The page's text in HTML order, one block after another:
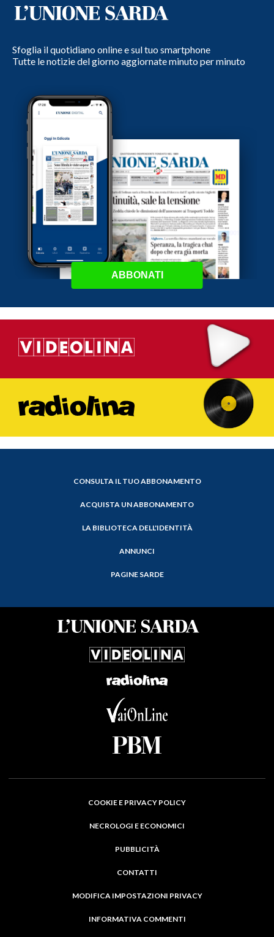
Sfoglia il quotidiano online e sul tuo smartphone
Tutte le notizie del giorno aggiornate minuto per minuto
ABBONATI
CONSULTA IL TUO ABBONAMENTO
ACQUISTA UN ABBONAMENTO
LA BIBLIOTECA DELL'IDENTITÀ
ANNUNCI
PAGINE SARDE
COOKIE E PRIVACY POLICY
NECROLOGI E ECONOMICI
PUBBLICITÀ
CONTATTI
MODIFICA IMPOSTAZIONI PRIVACY
INFORMATIVA COMMENTI